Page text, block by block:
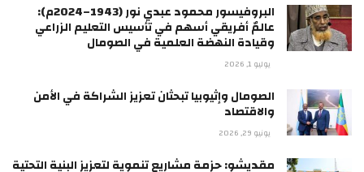
البروفيسور محمود عبدي نور (1943–2024م):
عالمٌ أفريقي أسهم في تأسيس التعليم الزراعي
وقيادة النهضة العلمية في الصومال
يوليو 1, 2026
الصومال وإثيوبيا تبحثان تعزيز الشراكة في الأمن
والاقتصاد
يونيو 29, 2026
مقديشو: حزمة مشاريع تنموية لتعزيز البنية التحتية